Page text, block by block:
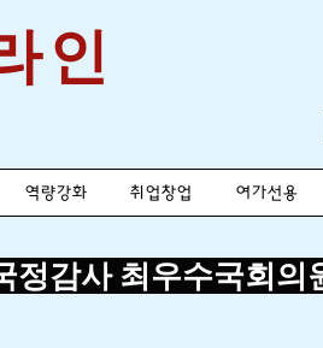
인
역량강화 취업창업 여가선용
정감사 최우수국회의